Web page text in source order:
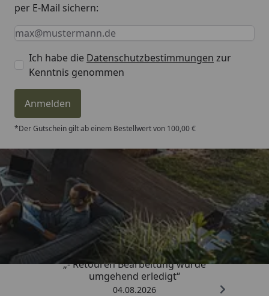
per E-Mail sichern:
Keine Eingabe erforderlich
Eingabe erforderlich
E-Mail *
Ich habe die Datenschutzbestimmungen zur
Kenntnis genommen
Anmelden
*Der Gutschein gilt ab einem Bestellwert von 100,00 €
Trusted Shops
4,81/ 5
„- Retouren Bearbeitung wurde
umgehend erledigt“
04.08.2026